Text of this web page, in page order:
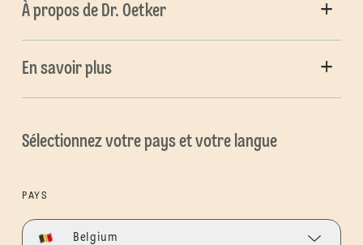
À propos de Dr. Oetker
En savoir plus
Sélectionnez votre pays et votre langue
PAYS
Belgium